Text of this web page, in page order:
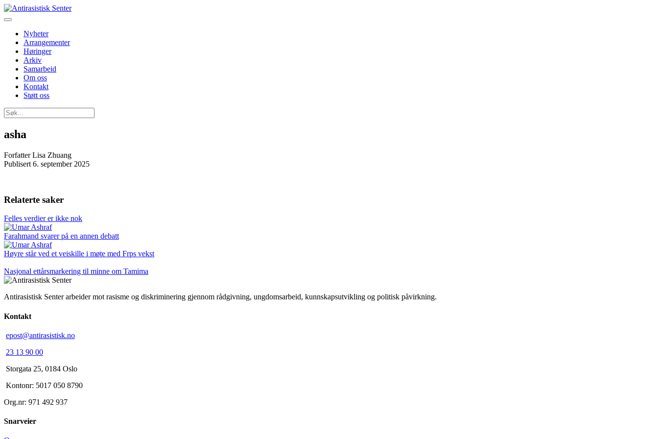
Nyheter
Arrangementer
Høringer
Arkiv
Samarbeid
Om oss
Kontakt
Støtt oss
Søk
etter:
asha
Forfatter Lisa Zhuang
Publisert 6. september 2025
Relaterte saker
Felles verdier er ikke nok
Farahmand svarer på en annen debatt
Høyre står ved et veiskille i møte med Frps vekst
Nasjonal ettårsmarkering til minne om Tamima
Antirasistisk Senter arbeider mot rasisme og diskriminering gjennom rådgivning, ungdomsarbeid, kunnskapsutvikling og politisk påvirkning.
Kontakt
epost@antirasistisk.no
23 13 90 00
Storgata 25, 0184 Oslo
Kontonr: 5017 050 8790
Org.nr: 971 492 937
Snarveier